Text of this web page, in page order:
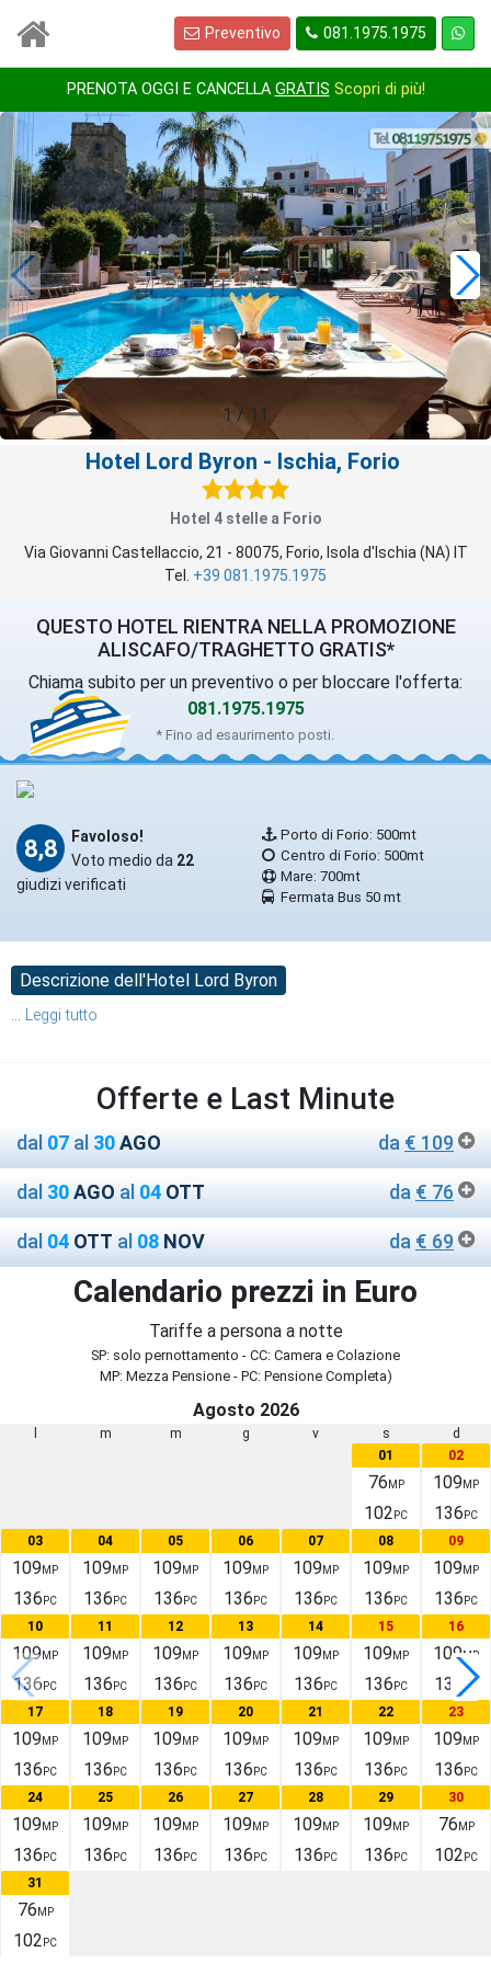
Preventivo 081.1975.1975
PRENOTA OGGI E CANCELLA GRATIS Scopri di più!
1 / 11
Hotel Lord Byron - Ischia, Forio
Hotel 4 stelle a Forio
Via Giovanni Castellaccio, 21 - 80075, Forio, Isola d'Ischia (NA) IT
Tel. +39 081.1975.1975
QUESTO HOTEL RIENTRA NELLA PROMOZIONE
ALISCAFO/TRAGHETTO GRATIS*
Chiama subito per un preventivo o per bloccare l'offerta:
081.1975.1975
* Fino ad esaurimento posti.
8,8
Favoloso!
Voto medio da 22
giudizi verificati
Porto di Forio: 500mt
Centro di Forio: 500mt
Mare: 700mt
Fermata Bus 50 mt
Descrizione dell'Hotel Lord Byron
... Leggi tutto
Offerte e Last Minute
dal 07 al 30AGO da € 109
dal 30AGO al 04 OTT da € 76
dal 04 OTT al 08 NOV da € 69
Calendario prezzi in Euro
Tariffe a persona a notte
SP: solo pernottamento - CC: Camera e Colazione
MP: Mezza Pensione - PC: Pensione Completa)
Agosto 2026
m m g v s
d
01
76 MP
102 PC
02
109 MP
136 PC
03
109 MP
136 PC
04
109 MP
136 PC
05
109 MP
136 PC
06
109 MP
136 PC
07
109 MP
136 PC
08
109 MP
136 PC
09
109 MP
136 PC
10
109 MP
136 PC
11
109 MP
136 PC
12
109 MP
136 PC
13
109 MP
136 PC
14
109 MP
136 PC
15
109 MP
136 PC
16
109MP
136 PC
17
109 MP
136 PC
18
109 MP
136 PC
19
109 MP
136 PC
20
109 MP
136 PC
21
109 MP
136 PC
22
109 MP
136 PC
23
109 MP
136 PC
24
109 MP
136 PC
25
109 MP
136 PC
26
109 MP
136 PC
27
109 MP
136 PC
28
109 MP
136 PC
29
109 MP
136 PC
30
76 MP
102 PC
31
76 MP
102 PC